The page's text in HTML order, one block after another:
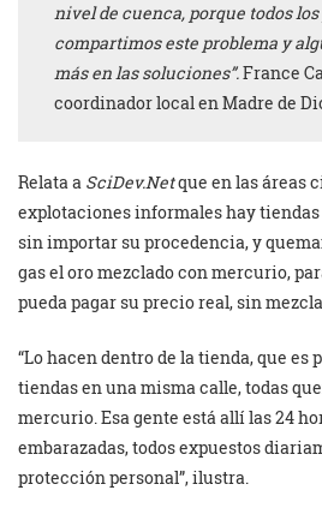
nivel de cuenca, porque todos
compartimos este problema y
más en las soluciones”.France
coordinador local en Madre de
Relata a SciDev.Netque en las áreas
explotaciones informales hay tiendas
sin importar su procedencia, y
gas el oro mezclado con mercurio,
pueda pagar su precio real, sin
“Lo hacen dentro de la tienda, que es
tiendas en una misma calle, todas
mercurio. Esa gente está allí las 24
embarazadas, todos expuestos
protección personal”, ilustra.